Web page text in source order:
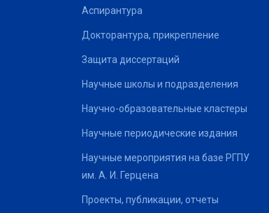
Аспирантура
Докторантура, прикрепление
Защита диссертаций
Научные школы и подразделения
Научно-образовательные кластеры
Научные периодические издания
Научные мероприятия на базе РГПУ
им. А. И. Герцена
Проекты, публикации, отчеты